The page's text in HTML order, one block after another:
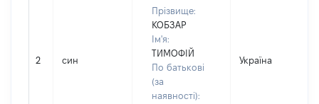
2 син
Прізвище:
КОБЗАР
Ім'я:
ТИМОФІЙ
По батькові
(за
наявності):
Україна